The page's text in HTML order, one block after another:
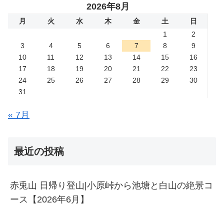
2026年8月
月 火 水 木 金 土
日
1
2
3
4 5 6 7 8
9
10
11 12 13 14 15
16
17
18 19 20 21 22
23
24
25 26 27 28 29
30
31
« 7月
最近の投稿
赤兎山 日帰り登山|小原峠から池塘と白山の絶景コ
ース【2026年6月】